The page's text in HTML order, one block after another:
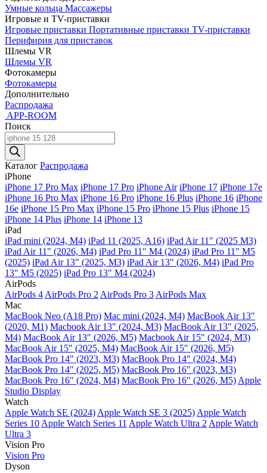
Умные кольца Массажеры
Игровые и TV-приставки
Игровые приставки Портативные приставки TV-приставки
Перифирия для приставок
Шлемы VR
Шлемы VR
Фотокамеры
Фотокамеры
Дополнительно
Распродажа
APP-ROOM
Поиск
Поиск
товаров
Каталог Распродажа
iPhone
iPhone 17 Pro Max iPhone 17 Pro iPhone Air iPhone 17 iPhone 17e
iPhone 16 Pro Max iPhone 16 Pro iPhone 16 Plus iPhone 16 iPhone
16e iPhone 15 Pro Max iPhone 15 Pro iPhone 15 Plus iPhone 15
iPhone 14 Plus iPhone 14 iPhone 13
iPad
iPad mini (2024, M4) iPad 11 (2025, A16) iPad Air 11" (2025 M3)
iPad Air 11" (2026, M4) iPad Pro 11" M4 (2024) iPad Pro 11" M5
(2025) iPad Air 13" (2025, M3) iPad Air 13" (2026, M4) iPad Pro
13" M5 (2025) iPad Pro 13" M4 (2024)
AirPods
AirPods 4 AirPods Pro 2 AirPods Pro 3 AirPods Max
Mac
MacBook Neo (A18 Pro) Mac mini (2024, M4) MacBook Air 13"
(2020, M1) Macbook Air 13" (2024, M3) MacBook Air 13" (2025,
M4) MacBook Air 13″ (2026, M5) Macbook Air 15" (2024, M3)
MacBook Air 15" (2025, M4) MacBook Air 15″ (2026, M5)
MacBook Pro 14" (2023, M3) MacBook Pro 14″ (2024, M4)
MacBook Pro 14″ (2025, M5) MacBook Pro 16" (2023, M3)
MacBook Pro 16″ (2024, M4) MacBook Pro 16" (2026, M5) Apple
Studio Display
Watch
Apple Watch SE (2024) Apple Watch SE 3 (2025) Apple Watch
Series 10 Apple Watch Series 11 Apple Watch Ultra 2 Apple Watch
Ultra 3
Vision Pro
Vision Pro
Dyson